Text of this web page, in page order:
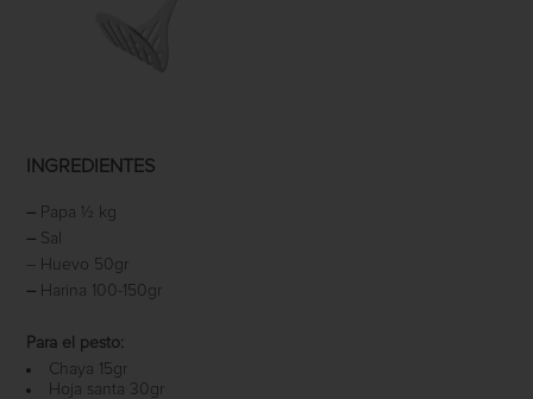
INGREDIENTES
– Papa ½ kg
– Sal
– Huevo 50gr
– Harina 100-150gr
Para el pesto:
Chaya 15gr
Hoja santa 30gr